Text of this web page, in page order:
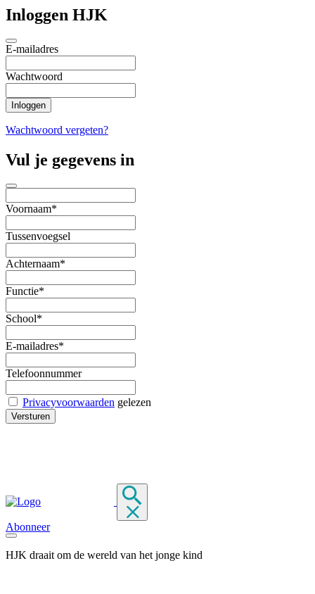
Inloggen HJK
E-mailadres
Wachtwoord
Wachtwoord vergeten?
Vul je gegevens in
Voornaam*
Tussenvoegsel
Achternaam*
Functie*
School*
E-mailadres*
Telefoonnummer
Privacyvoorwaarden gelezen
Abonneer
HJK draait om de wereld van het jonge kind